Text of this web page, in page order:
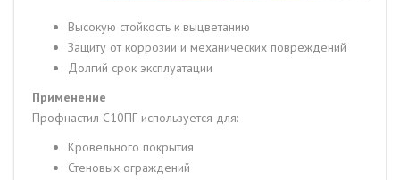
Высокую стойкость к выцветанию
Защиту от коррозии и механических повреждений
Долгий срок эксплуатации
Применение
Профнастил С10ПГ используется для:
Кровельного покрытия
Стеновых ограждений